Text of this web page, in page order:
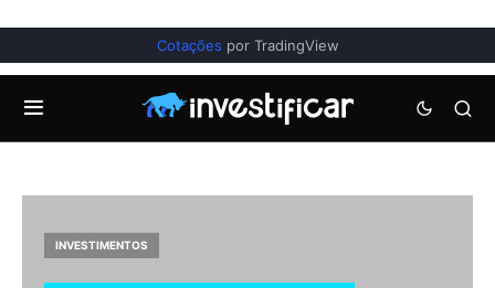
Cotações por TradingView
INVESTIMENTOS